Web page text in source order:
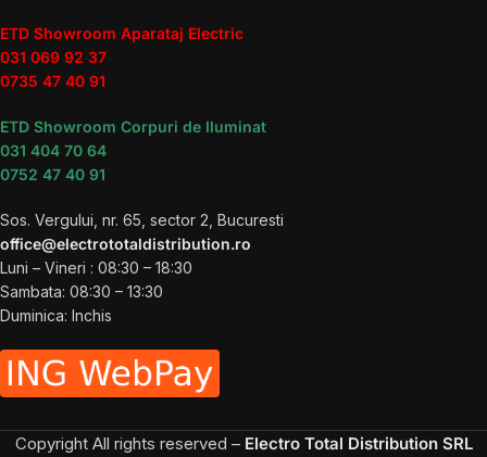
ETD Showroom Aparataj Electric
031 069 92 37
0735 47 40 91
ETD Showroom Corpuri de Iluminat
031 404 70 64
0752 47 40 91
Sos. Vergului, nr. 65, sector 2, Bucuresti
office@electrototaldistribution.ro
Luni – Vineri : 08:30 – 18:30
Sambata: 08:30 – 13:30
Duminica: Inchis
Copyright All rights reserved – Electro Total Distribution SRL